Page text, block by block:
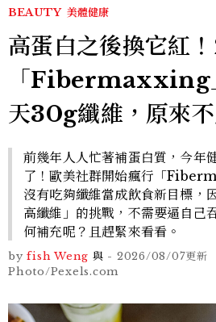
BEAUTY 美體健康
高蛋白之後換它紅
「Fibermaxxing
天30g纖維，原來
前幾年人人忙著補蛋白質，今年
了！歐美社群開始瘋行「
沒有吃夠纖維當成飲食新目標，
高纖維」的挑戰，不需要逼自己
何補充呢？且趕緊來看看。
by fish Weng 與 - 2026/08/07更新
Photo/Pexels.com